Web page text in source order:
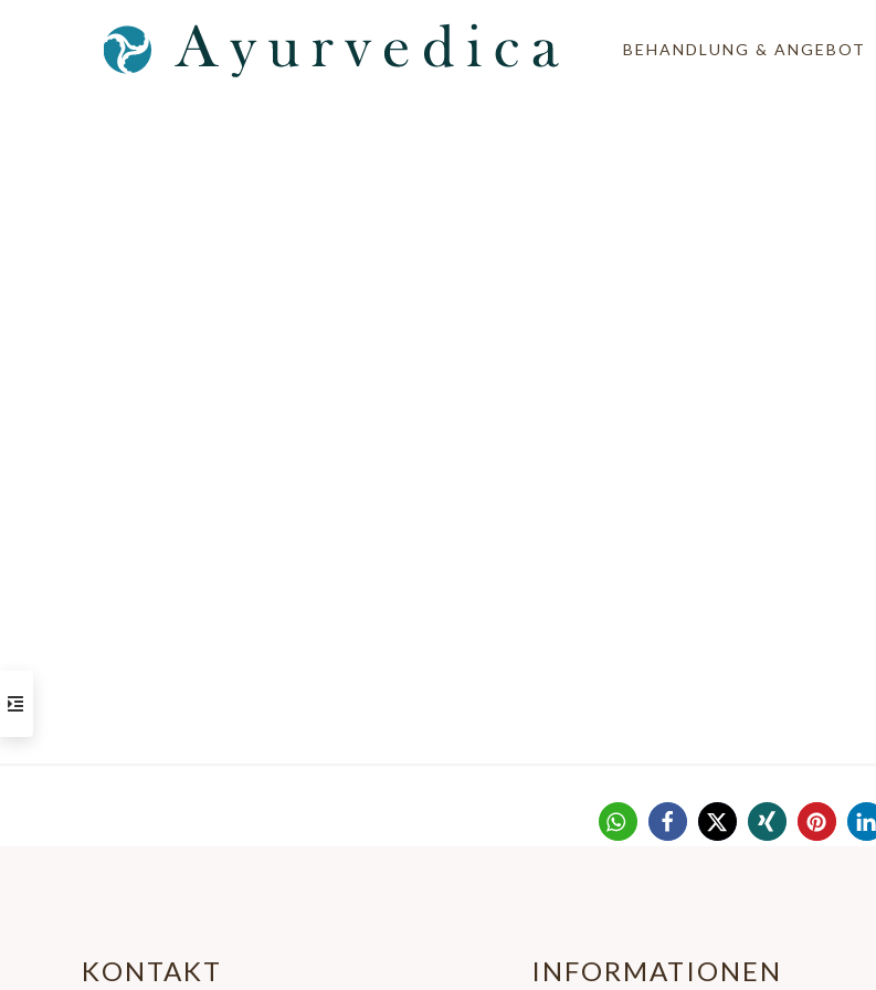
BEHANDLUNG & ANGEBOT
KONTAKT INFORMATIONEN